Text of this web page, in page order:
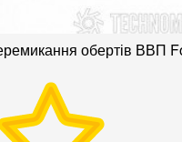
обертів ВВП